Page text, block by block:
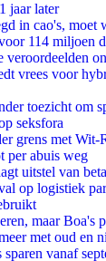
jaar later
in cao's, moet
114 miljoen
vrees voor
toezicht om
seksfora
grens met Wit-
per abuis weg
uitstel van
op logistiek
maar Boa's
met oud en
vanaf